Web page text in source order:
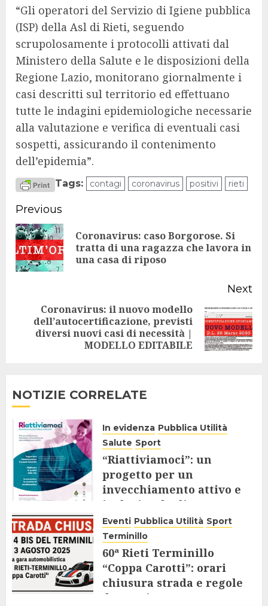
“Gli operatori del Servizio di Igiene pubblica
(ISP) della Asl di Rieti, seguendo
scrupolosamente i protocolli attivati dal
Ministero della Salute e le disposizioni della
Regione Lazio, monitorano giornalmente i
casi descritti sul territorio ed effettuano
tutte le indagini epidemiologiche necessarie
alla valutazione e verifica di eventuali casi
sospetti, assicurando il contenimento
dell’epidemia”.
Tags: contagi coronavirus positivi rieti
Continue
Reading
Previous
Coronavirus: caso Borgorose. Si
tratta di una ragazza che lavora in
una casa di riposo
Next
Next
post:
Coronavirus: il nuovo modello
dell’autocertificazione, previsti
diversi nuovi casi di necessità |
MODELLO EDITABILE
NOTIZIE CORRELATE
In evidenza Pubblica Utilità
Salute Sport
“Riattiviamoci”: un
progetto per un
invecchiamento attivo e
inclusivo degli Over 65
9 AGOSTO 2025
Eventi Pubblica Utilità Sport
Terminillo
60ª Rieti Terminillo
“Coppa Carotti”: orari
chiusura strada e regole
da seguire